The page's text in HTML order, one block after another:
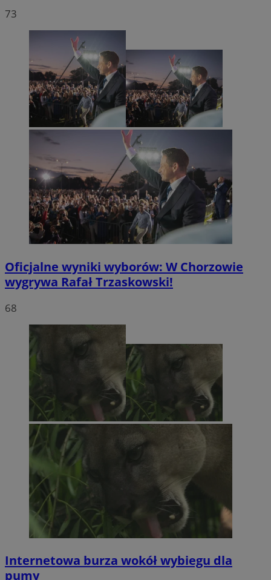
73
Oficjalne wyniki wyborów: W Chorzowie
wygrywa Rafał Trzaskowski!
68
Internetowa burza wokół wybiegu dla
pumy